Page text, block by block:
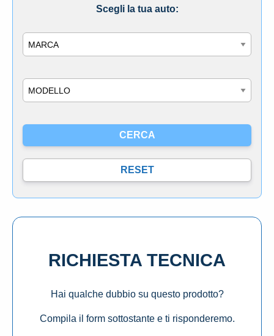
Scegli la tua auto:
RICHIESTA TECNICA
Hai qualche dubbio su questo prodotto?
Compila il form sottostante e ti risponderemo.